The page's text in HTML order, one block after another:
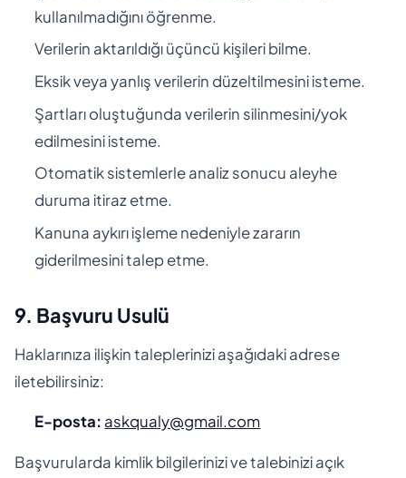
kullanılmadığını öğrenme.
Verilerin aktarıldığı üçüncü kişileri bilme.
Eksik veya yanlış verilerin düzeltilmesini isteme.
Şartları oluştuğunda verilerin silinmesini/yok
edilmesini isteme.
Otomatik sistemlerle analiz sonucu aleyhe
duruma itiraz etme.
Kanuna aykırı işleme nedeniyle zararın
giderilmesini talep etme.
9. Başvuru Usulü
Haklarınıza ilişkin taleplerinizi aşağıdaki adrese
iletebilirsiniz:
E-posta: askqualy@gmail.com
Başvurularda kimlik bilgilerinizi ve talebinizi açık